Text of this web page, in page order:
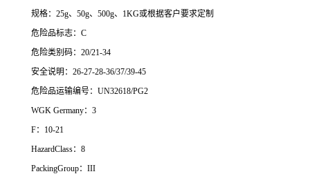
规格：25g、50g、500g、1KG或根据客户要求定制
危险品标志：C
危险类别码：20/21-34
安全说明：26-27-28-36/37/39-45
危险品运输编号：UN32618/PG2
WGK Germany：3
F：10-21
HazardClass：8
PackingGroup：III